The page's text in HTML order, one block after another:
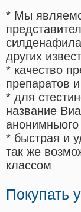
* Мы
силденафила
других
* качество
препаратов
* для
название
* быстрая и
так же
классом
Покупать